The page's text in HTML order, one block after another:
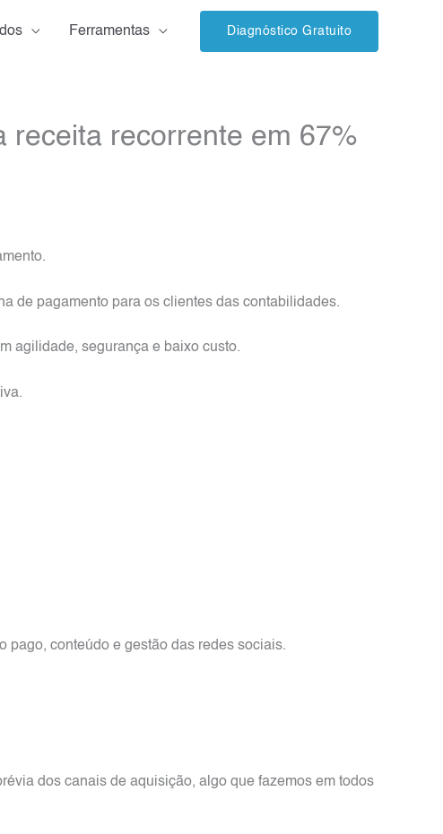
Ferramentas Diagnóstico Gratuito
receita recorrente em 67%
de pagamento para os clientes das contabilidades.
agilidade, segurança e baixo custo.
pago, conteúdo e gestão das redes sociais.
dos canais de aquisição, algo que fazemos em todos